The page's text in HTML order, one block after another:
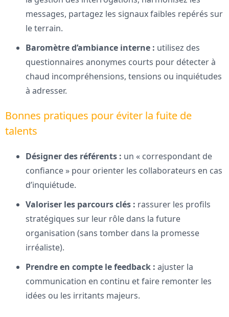
messages, partagez les signaux faibles repérés sur
le terrain.
Baromètre d’ambiance interne : utilisez des
questionnaires anonymes courts pour détecter à
chaud incompréhensions, tensions ou inquiétudes
à adresser.
Bonnes pratiques pour éviter la fuite de
talents
Désigner des référents : un « correspondant de
confiance » pour orienter les collaborateurs en cas
d’inquiétude.
Valoriser les parcours clés : rassurer les profils
stratégiques sur leur rôle dans la future
organisation (sans tomber dans la promesse
irréaliste).
Prendre en compte le feedback : ajuster la
communication en continu et faire remonter les
idées ou les irritants majeurs.